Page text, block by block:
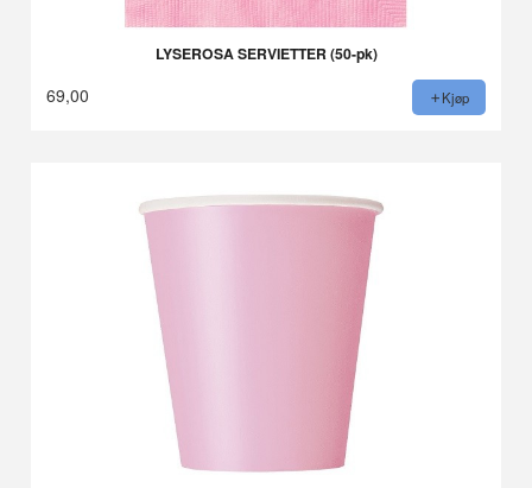
LYSEROSA SERVIETTER (50-pk)
69,00 Kjøp